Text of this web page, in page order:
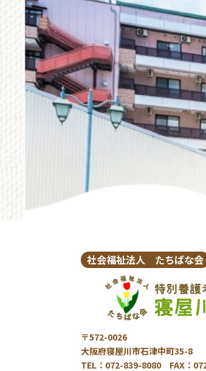
社会福祉法人 たちばな会
〒572-0026
大阪府寝屋川市石津中町35-8
TEL：072-839-8080 FAX：